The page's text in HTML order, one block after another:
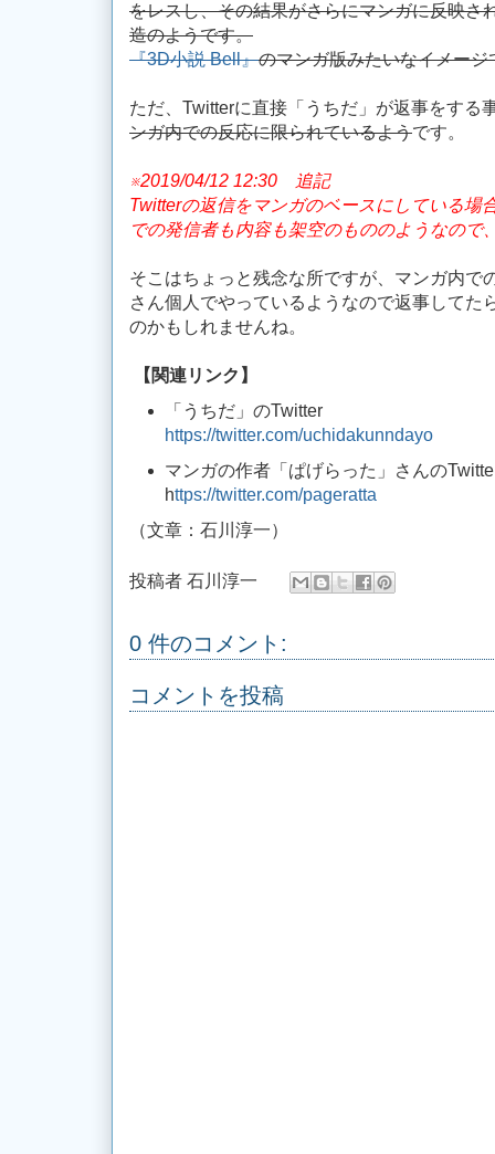
をレスし、その結果がさらにマンガに反映さ
造のようです。
『3D小説 Bell』のマンガ版みたいなイメージ
ただ、Twitterに直接「うちだ」が返事をする
ンガ内での反応に限られているようです。
※2019/04/12 12:30 追記
Twitterの返信をマンガのベースにしている場
での発信者も内容も架空のもののようなので
そこはちょっと残念な所ですが、マンガ内で
さん個人でやっているようなので返事してた
のかもしれませんね。
【関連リンク】
「うちだ」のTwitter
https://twitter.com/uchidakunndayo
マンガの作者「ぱげらった」さんの
https://twitter.com/pageratta
（文章：石川淳一）
投稿者 石川淳一
0 件のコメント:
コメントを投稿